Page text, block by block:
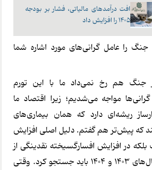
افت درآمدهای مالیاتی، فشار بر بودجه
۱۴۰۵ را افزایش داد
را عامل گرانی‌های مورد اشاره شما
جنگ هم رخ نمی‌داد ما با این تورم
مواجه می‌شدیم؛ زیرا اقتصاد ما
ریشه‌ای دارد که همان بیماری‌های
که پیش‌تر هم گفتم. دلیل اصلی افزایش
بلکه در افزایش افسارگسیخته نقدینگی از
سوی دولت در سال‌های 1403 و 1404 باید جستجو کرد. وقتی